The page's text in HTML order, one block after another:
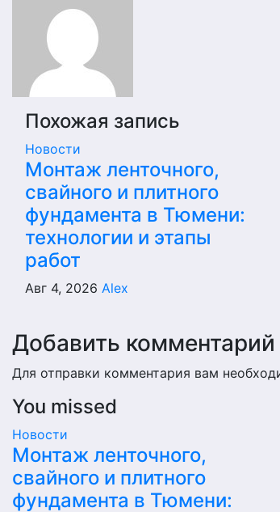
записям
Похожая запись
Новости
Монтаж ленточного,
свайного и плитного
фундамента в Тюмени:
технологии и этапы
работ
Авг 4, 2026 Alex
Добавить комментарий
Для отправки комментария вам
You missed
Новости
Монтаж ленточного,
свайного и плитного
фундамента в Тюмени: